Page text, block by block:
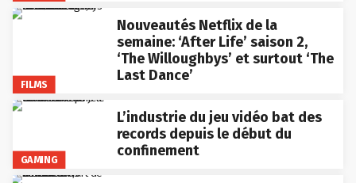
FILMS
Nouveautés Netflix de la
semaine: ‘After Life’ saison 2,
‘The Willoughbys’ et surtout ‘The
Last Dance’
GAMING
L’industrie du jeu vidéo bat des
records depuis le début du
confinement